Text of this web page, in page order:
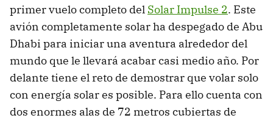
primer vuelo completo del Solar Impulse 2. Este
avión completamente solar ha despegado de Abu
Dhabi para iniciar una aventura alrededor del
mundo que le llevará acabar casi medio año. Por
delante tiene el reto de demostrar que volar solo
con energía solar es posible. Para ello cuenta con
dos enormes alas de 72 metros cubiertas de